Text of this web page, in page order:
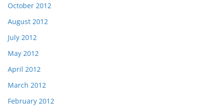
October 2012
August 2012
July 2012
May 2012
April 2012
March 2012
February 2012